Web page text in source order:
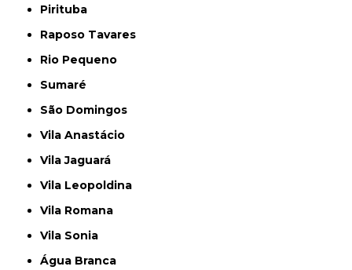
Pirituba
Raposo Tavares
Rio Pequeno
Sumaré
São Domingos
Vila Anastácio
Vila Jaguará
Vila Leopoldina
Vila Romana
Vila Sonia
Água Branca